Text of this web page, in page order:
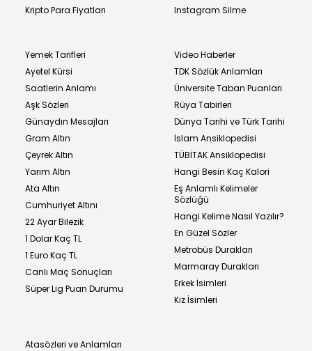
Kripto Para Fiyatları
Instagram Silme
Yemek Tarifleri
Ayetel Kürsi
Saatlerin Anlamı
Aşk Sözleri
Günaydın Mesajları
Gram Altın
Çeyrek Altın
Yarım Altın
Ata Altın
Cumhuriyet Altını
22 Ayar Bilezik
1 Dolar Kaç TL
1 Euro Kaç TL
Canlı Maç Sonuçları
Süper Lig Puan Durumu
Video Haberler
TDK Sözlük Anlamları
Üniversite Taban Puanları
Rüya Tabirleri
Dünya Tarihi ve Türk Tarihi
İslam Ansiklopedisi
TÜBİTAK Ansiklopedisi
Hangi Besin Kaç Kalori
Eş Anlamlı Kelimeler
Sözlüğü
Hangi Kelime Nasıl Yazılır?
En Güzel Sözler
Metrobüs Durakları
Marmaray Durakları
Erkek İsimleri
Kız İsimleri
Atasözleri ve Anlamları